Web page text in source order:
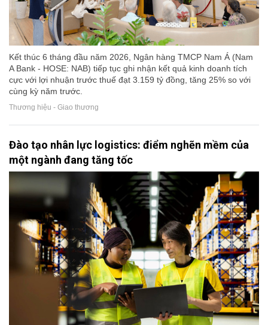
Kết thúc 6 tháng đầu năm 2026, Ngân hàng TMCP Nam Á (Nam
A Bank - HOSE: NAB) tiếp tục ghi nhận kết quả kinh doanh tích
cực với lợi nhuận trước thuế đạt 3.159 tỷ đồng, tăng 25% so với
cùng kỳ năm trước.
Thương hiệu - Giao thương
Đào tạo nhân lực logistics: điểm nghẽn mềm của
một ngành đang tăng tốc